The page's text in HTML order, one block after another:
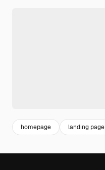
homepage landing page